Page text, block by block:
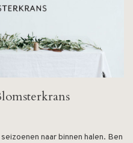
naar binnen halen. Ben